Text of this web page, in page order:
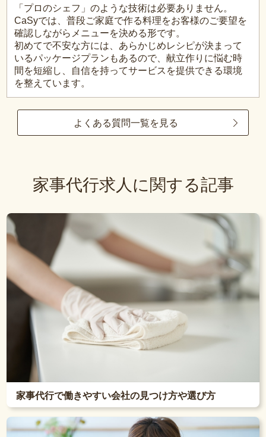
「プロのシェフ」のような技術は必要ありません。
CaSyでは、普段ご家庭で作る料理をお客様のご要望を
確認しながらメニューを決める形です。
初めてで不安な方には、あらかじめレシピが決まって
いるパッケージプランもあるので、献立作りに悩む時
間を短縮し、自信を持ってサービスを提供できる環境
を整えています。
よくある質問一覧を見る
家事代行求人に関する記事
家事代行で働きやすい会社の見つけ方や選び方